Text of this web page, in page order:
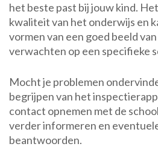
het beste past bij jouw kind.
kwaliteit van het onderwijs en
vormen van een goed beeld
verwachten op een specifieke
Mocht je problemen
begrijpen van het
contact opnemen met de
verder informeren en
beantwoorden.